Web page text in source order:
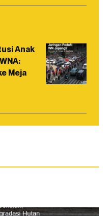
Anak
Meja